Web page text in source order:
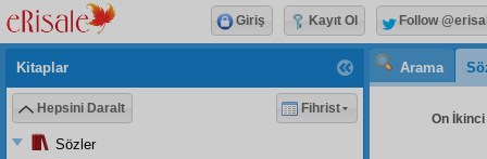
Arama
On İkinci
Kitaplar
Hepsini Daralt Fihrist
Sözler
Giriş Kayıt Ol Follow